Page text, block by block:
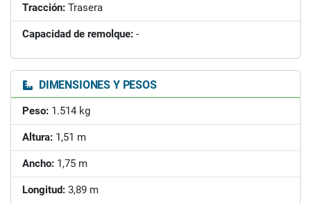
Tracción: Trasera
Capacidad de remolque: -
DIMENSIONES Y PESOS
Peso: 1.514 kg
Altura: 1,51 m
Ancho: 1,75 m
Longitud: 3,89 m